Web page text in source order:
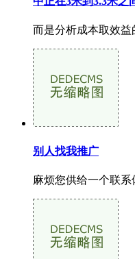
而是分析成本取效
别人找我推广
麻烦您供给一个联